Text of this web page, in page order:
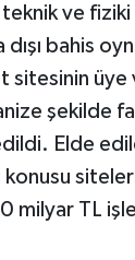
teknik ve
bahis
sitesinin üye
şekilde
Elde
milyar TL